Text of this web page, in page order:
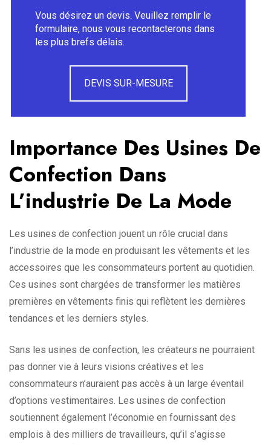
Vous désirez un devis. Veuillez remplir le
formulaire, nous vous recontacterons dans
les plus brefs délais.
DEVIS SUR-MESURE
Importance Des Usines De
Confection Dans
L’industrie De La Mode
Les usines de confection jouent un rôle crucial dans
l’industrie de la mode en produisant les vêtements et les
accessoires que les consommateurs portent au quotidien.
Ces usines sont chargées de transformer les matières
premières en vêtements finis qui reflètent les dernières
tendances et les derniers styles.
Sans les usines de confection, les créateurs ne pourraient
pas donner vie à leurs visions créatives et les
consommateurs n’auraient pas accès à un large éventail
d’options vestimentaires. Les usines de confection
soutiennent également l’économie en fournissant des
emplois à des milliers de travailleurs, qu’il s’agisse